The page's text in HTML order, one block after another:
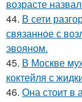
возрасте
44. В сети
связанное с
эвояном.
45. В Москве
коктейля с
46. Она стоит в